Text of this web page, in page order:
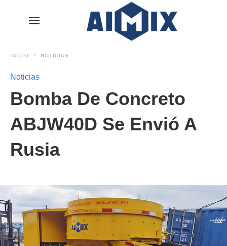
INICIO NOTICIAS
Noticias
Bomba De Concreto
ABJW40D Se Envió A
Rusia